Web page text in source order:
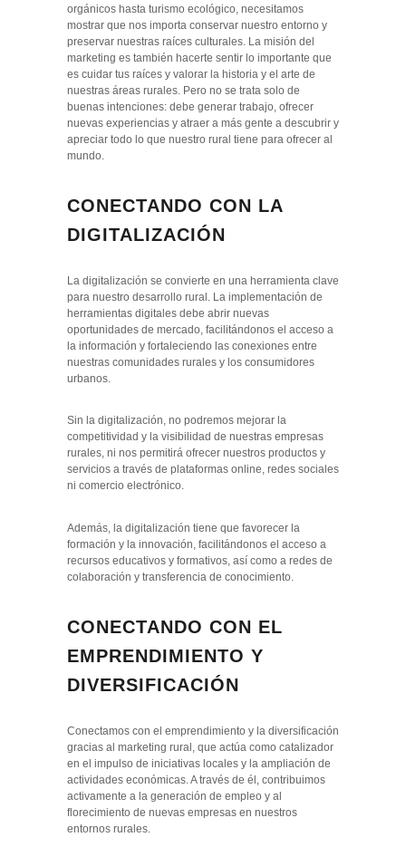
orgánicos hasta turismo ecológico, necesitamos
mostrar que nos importa conservar nuestro entorno y
preservar nuestras raíces culturales. La misión del
marketing es también hacerte sentir lo importante que
es cuidar tus raíces y valorar la historia y el arte de
nuestras áreas rurales. Pero no se trata solo de
buenas intenciones: debe generar trabajo, ofrecer
nuevas experiencias y atraer a más gente a descubrir y
apreciar todo lo que nuestro rural tiene para ofrecer al
mundo.
CONECTANDO CON LA
DIGITALIZACIÓN
La digitalización se convierte en una herramienta clave
para nuestro desarrollo rural. La implementación de
herramientas digitales debe abrir nuevas
oportunidades de mercado, facilitándonos el acceso a
la información y fortaleciendo las conexiones entre
nuestras comunidades rurales y los consumidores
urbanos.
Sin la digitalización, no podremos mejorar la
competitividad y la visibilidad de nuestras empresas
rurales, ni nos permitirá ofrecer nuestros productos y
servicios a través de plataformas online, redes sociales
ni comercio electrónico.
Además, la digitalización tiene que favorecer la
formación y la innovación, facilitándonos el acceso a
recursos educativos y formativos, así como a redes de
colaboración y transferencia de conocimiento.
CONECTANDO CON EL
EMPRENDIMIENTO Y
DIVERSIFICACIÓN
Conectamos con el emprendimiento y la diversificación
gracias al marketing rural, que actúa como catalizador
en el impulso de iniciativas locales y la ampliación de
actividades económicas. A través de él, contribuimos
activamente a la generación de empleo y al
florecimiento de nuevas empresas en nuestros
entornos rurales.